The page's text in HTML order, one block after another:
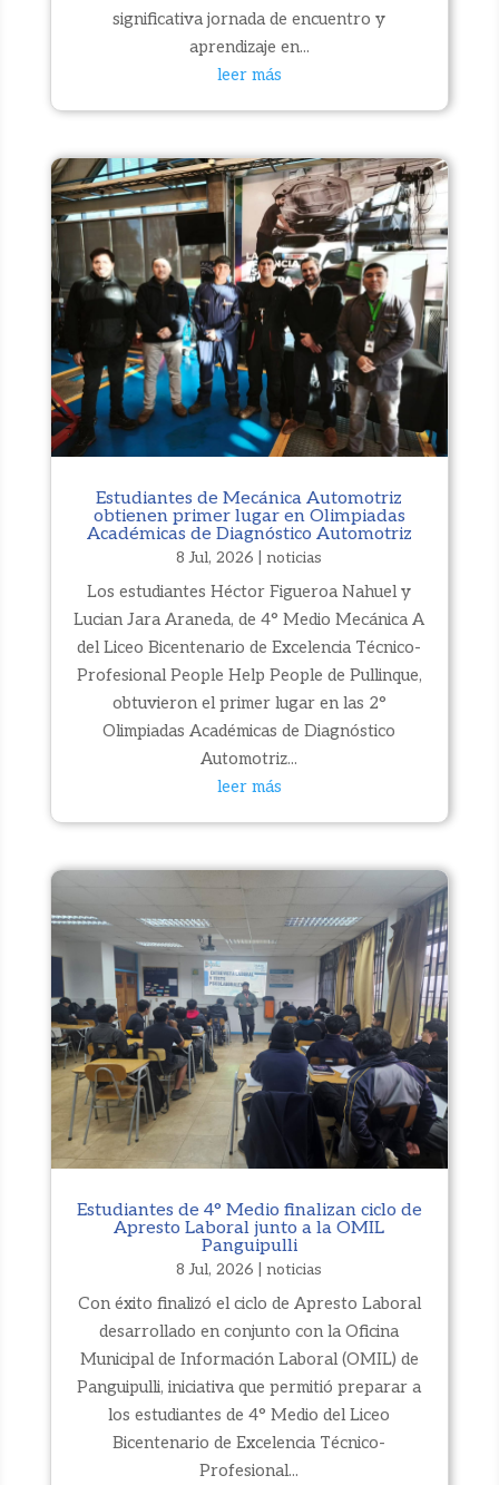
significativa jornada de encuentro y
aprendizaje en...
leer más
Estudiantes de Mecánica Automotriz
obtienen primer lugar en Olimpiadas
Académicas de Diagnóstico Automotriz
8 Jul, 2026 |noticias
Los estudiantes Héctor Figueroa Nahuel y
Lucian Jara Araneda, de 4° Medio Mecánica A
del Liceo Bicentenario de Excelencia Técnico-
Profesional People Help People de Pullinque,
obtuvieron el primer lugar en las 2°
Olimpiadas Académicas de Diagnóstico
Automotriz...
leer más
Estudiantes de 4° Medio finalizan ciclo de
Apresto Laboral junto a la OMIL
Panguipulli
8 Jul, 2026 |noticias
Con éxito finalizó el ciclo de Apresto Laboral
desarrollado en conjunto con la Oficina
Municipal de Información Laboral (OMIL) de
Panguipulli, iniciativa que permitió preparar a
los estudiantes de 4° Medio del Liceo
Bicentenario de Excelencia Técnico-
Profesional...